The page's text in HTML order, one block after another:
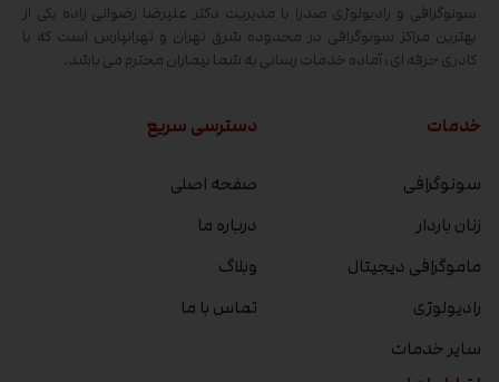
سونوگرافی و رادیولوژی صدرا با مدیریت دکتر علیرضا رضوانی زاده یکی از
بهترین مراکز سونوگرافی در محدوده شرق تهران و تهرانپارس است که با
کادری حرفه ای، آماده خدمات رسانی به شما بیماران محترم می باشد.
خدمات
سونوگرافی
زنان باردار
ماموگرافی دیجیتال
رادیولوژی
سایر خدمات
دسترسی سریع
صفحه اصلی
درباره ما
وبلاگ
تماس با ما